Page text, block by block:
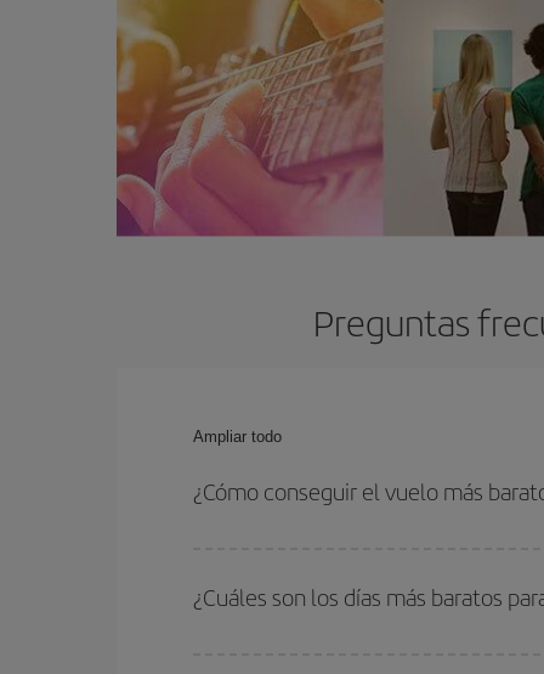
Preguntas
Ampliar todo
¿Cómo conseguir el vuelo más
vuelta. Además, si no tienes decidido un
¿Cuáles son los días más baratos